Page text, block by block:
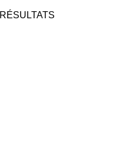
RÉSULTATS